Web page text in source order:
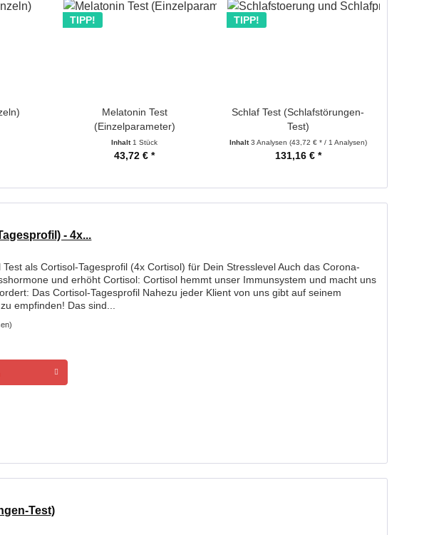
TIPP!
Melatonin Test
(Einzelparameter)
Inhalt 1 Stück
43,72 € *
TIPP!
Schlaf Test (Schlafstörungen-
Test)
Inhalt3 Analysen (43,72 € * / 1 Analysen)
131,16 € *
- 4x...
als Cortisol-Tagesprofil (4x Cortisol) für Dein Stresslevel Auch das Corona-
und erhöht Cortisol: Cortisol hemmt unser Immunsystem und macht uns
Das Cortisol-Tagesprofil Nahezu jeder Klient von uns gibt auf seinem
empfinden! Das sind...
Test)